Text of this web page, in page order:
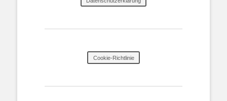
Cookie-Richtlinie